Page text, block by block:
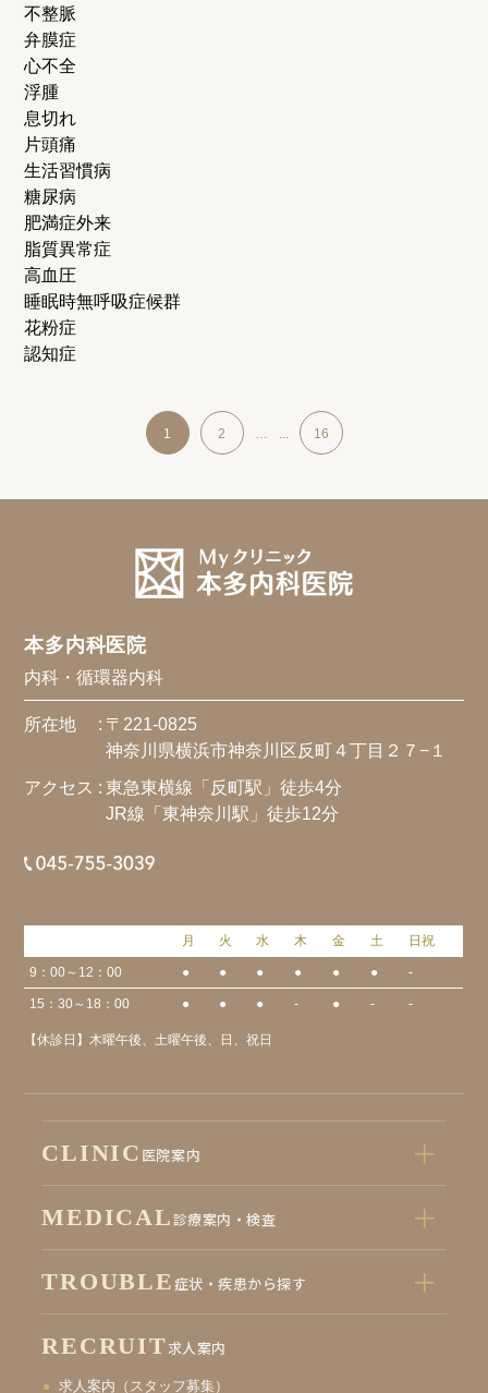
不整脈
弁膜症
心不全
浮腫
息切れ
片頭痛
生活習慣病
糖尿病
肥満症外来
脂質異常症
高血圧
睡眠時無呼吸症候群
花粉症
認知症
1 2 … ... 16
本多内科医院
内科・循環器内科
所在地 : 〒221-0825
神奈川県横浜市神奈川区反町４丁目２７−１
アクセス : 東急東横線「反町駅」徒歩4分
JR線「東神奈川駅」徒歩12分
月 火 水 木 金 土 日祝
9：00～12：00 ● ● ● ● ● ● -
15：30～18：00 ● ● ● - ● - -
【休診日】木曜午後、土曜午後、日、祝日
CLINIC 医院案内
MEDICAL診療案内・検査
TROUBLE症状・疾患から探す
RECRUIT求人案内
求人案内（スタッフ募集）